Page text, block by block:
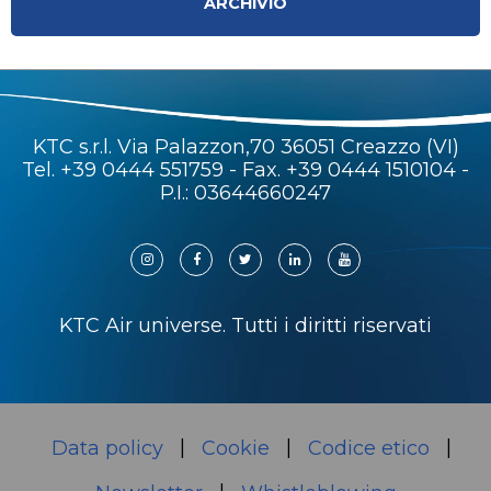
KTC s.r.l. Via Palazzon,70 36051 Creazzo (VI)
Tel. +39 0444 551759 - Fax. +39 0444 1510104 -
P.I.: 03644660247
KTC Air universe. Tutti i diritti riservati
Data policy Cookie
Codice etico